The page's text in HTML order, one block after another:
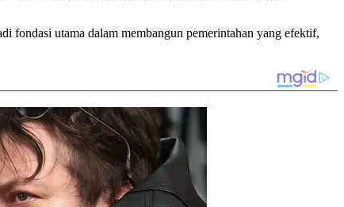
fondasi utama dalam membangun pemerintahan yang efektif,